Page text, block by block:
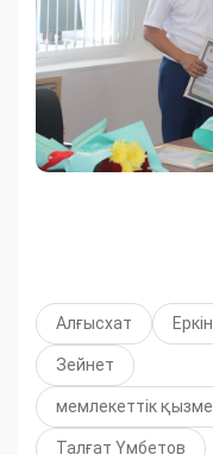
Алғысхат
Зейнет
мемлекеттік
Талғат Үмбетов